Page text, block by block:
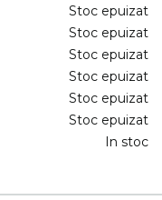
Stoc epuizat
Stoc epuizat
Stoc epuizat
Stoc epuizat
Stoc epuizat
Stoc epuizat
In stoc